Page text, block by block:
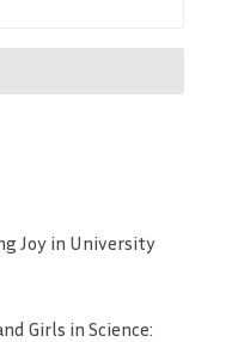
Joy in University
Girls in Science: